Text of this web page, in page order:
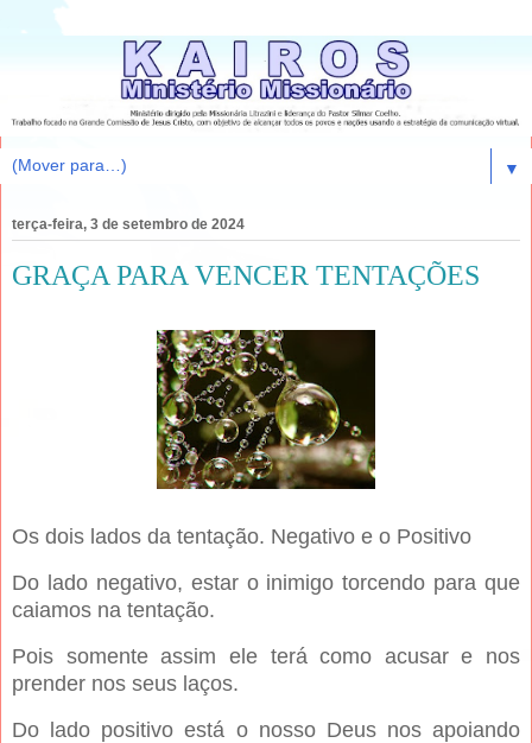
▼
terça-feira, 3 de setembro de 2024
GRAÇA PARA VENCER TENTAÇÕES
Os dois lados da tentação. Negativo e o Positivo
Do lado negativo, estar o inimigo torcendo para que
caiamos na tentação.
Pois somente assim ele terá como acusar e nos
prender nos seus laços.
Do lado positivo está o nosso Deus nos apoiando